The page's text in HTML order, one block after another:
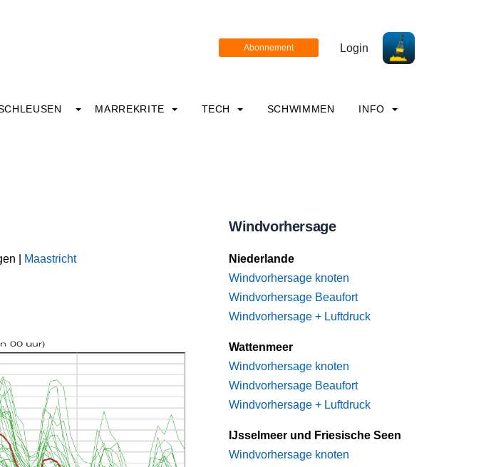
Login
MARREKRITE TECH SCHWIMMEN INFO
| Maastricht
Windvorhersage
Niederlande
Windvorhersage knoten
Windvorhersage Beaufort
Windvorhersage + Luftdruck
Wattenmeer
Windvorhersage knoten
Windvorhersage Beaufort
Windvorhersage + Luftdruck
IJsselmeer und Friesische Seen
Windvorhersage knoten